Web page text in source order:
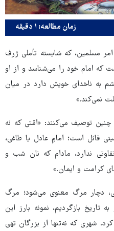
زمان مطالعه: ۱ دقیقه
مسلمین، که شایسته تأملی ژرف
که امام خود را می‌شناسد و از او
به ناخدای خویش دارد در میان
نمی‌کند.»
توصیف می‌کنند: «امّتی که نه
قائل است؛ امامِ عادل یا طاغی،
ندارد، مادام که نان شب و
کرامت و ایمان.»
دچار مرگ معنوی می‌شود؛ مرگ
بازگردیم، نمونه بارز این
شهری که نه‌تنها از بزرگان تهی